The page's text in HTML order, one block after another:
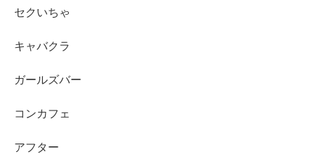
セクいちゃ
キャバクラ
ガールズバー
コンカフェ
アフター